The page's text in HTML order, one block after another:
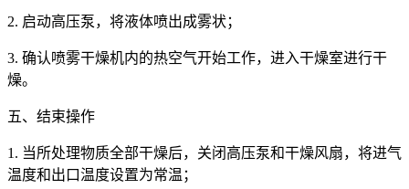
2. 启动高压泵，将液体喷出成雾状；
3. 确认喷雾干燥机内的热空气开始工作，进入干燥室进行干
燥。
五、结束操作
1. 当所处理物质全部干燥后，关闭高压泵和干燥风扇，将进气
温度和出口温度设置为常温；